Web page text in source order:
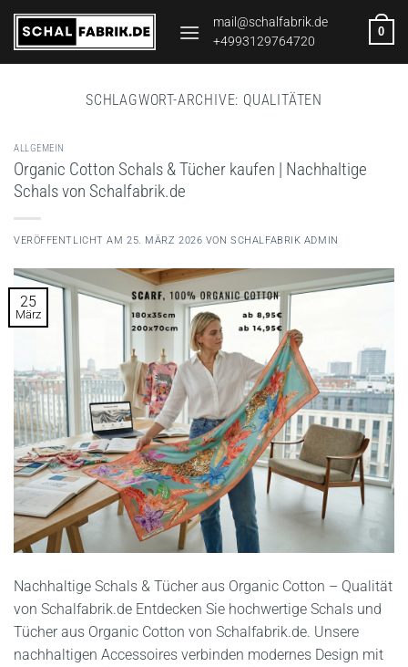
Zum
Inhalt
springen
mail@schalfabrik.de
+4993129764720
0
SCHLAGWORT-ARCHIVE: QUALITÄTEN
ALLGEMEIN
Organic Cotton Schals & Tücher kaufen | Nachhaltige
Schals von Schalfabrik.de
VERÖFFENTLICHT AM25. MÄRZ 2026 VONSCHALFABRIK ADMIN
25
März
Nachhaltige Schals & Tücher aus Organic Cotton – Qualität
von Schalfabrik.de Entdecken Sie hochwertige Schals und
Tücher aus Organic Cotton von Schalfabrik.de. Unsere
nachhaltigen Accessoires verbinden modernes Design mit